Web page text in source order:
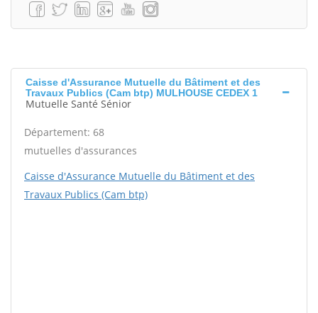
Caisse d'Assurance Mutuelle du Bâtiment et des
Travaux Publics (Cam btp) MULHOUSE CEDEX 1
Mutuelle Santé Sénior
Département: 68
mutuelles d'assurances
Caisse d'Assurance Mutuelle du Bâtiment et des
Travaux Publics (Cam btp)